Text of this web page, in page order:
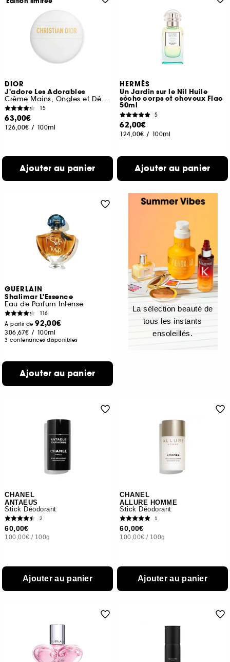
DIOR
J'adore Les Adorables
Crème Mains, Ongles et Décolleté
15
63,00€
126,00€ / 100ml
Ajouter au panier
HERMÈS
Un Jardin sur le Nil Huile
sèche corps et cheveux Flac
50ml
5
62,00€
124,00€ / 100ml
Ajouter au panier
GUERLAIN
Shalimar L'Essence
Eau de Parfum Intense
116
À partir de92,00€
306,67€ / 100ml
3 contenances disponibles
Ajouter au panier
La sélection beauté de
tous les instants
ensoleillés.
CHANEL
ANTAEUS
Stick Déodorant
2
60,00€
100,00€ / 100g
Ajouter au panier
CHANEL
ALLURE HOMME
Stick Déodorant
1
60,00€
100,00€ / 100g
Ajouter au panier